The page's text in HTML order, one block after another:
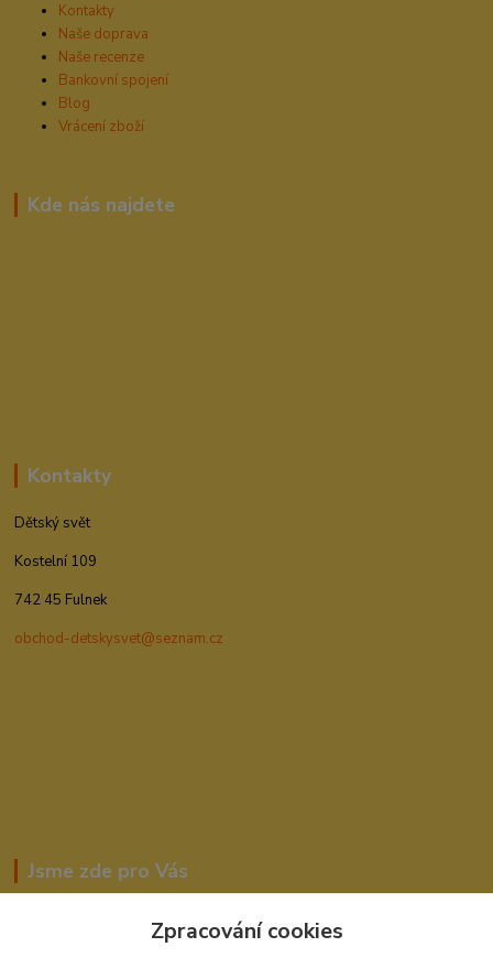
Kontakty
Naše doprava
Naše recenze
Bankovní spojení
Blog
Vrácení zboží
Kde nás najdete
Kontakty
Dětský svět
Kostelní 109
742 45 Fulnek
obchod-detskysvet@seznam.cz
Jsme zde pro Vás
Zpracování cookies